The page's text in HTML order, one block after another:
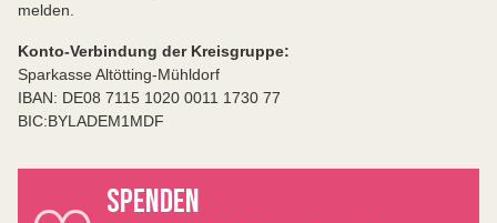
melden.
Konto-Verbindung der Kreisgruppe:
Sparkasse Altötting-Mühldorf
IBAN: DE08 7115 1020 0011 1730 77
BIC:BYLADEM1MDF
SPENDEN